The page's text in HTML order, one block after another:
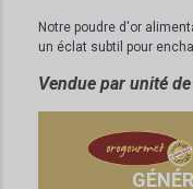
Notre poudre d'or
un éclat subtil pour
Vendue par unité